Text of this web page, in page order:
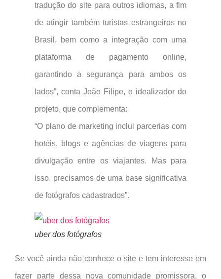
tradução do site para outros idiomas, a fim
de atingir também turistas estrangeiros no
Brasil, bem como a integração com uma
plataforma de pagamento online,
garantindo a segurança para ambos os
lados”, conta João Filipe, o idealizador do
projeto, que complementa:
“O plano de marketing inclui parcerias com
hotéis, blogs e agências de viagens para
divulgação entre os viajantes. Mas para
isso, precisamos de uma base significativa
de fotógrafos cadastrados”.
uber dos fotógrafos
Se você ainda não conhece o site e tem interesse em
fazer parte dessa nova comunidade promissora, o